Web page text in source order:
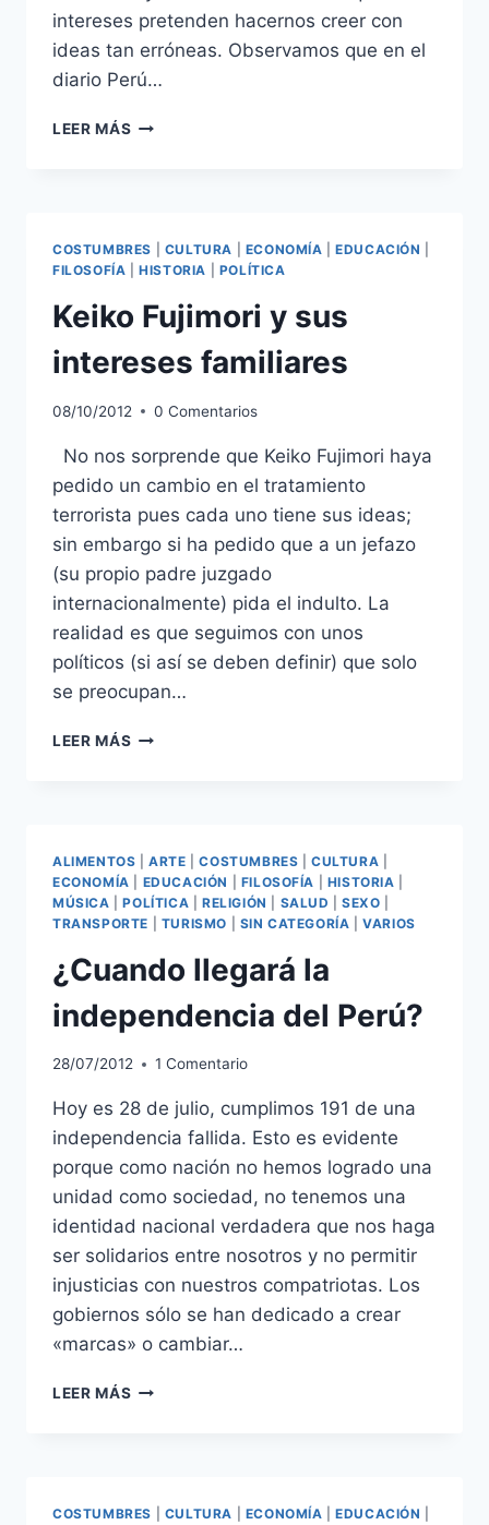
intereses pretenden hacernos creer con
ideas tan erróneas. Observamos que en el
diario Perú…
LEER MÁS PAPANATADAS
COSTUMBRES CULTURA ECONOMÍA |EDUCACIÓN
FILOSOFÍA |HISTORIA POLÍTICA
Keiko Fujimori y sus
intereses familiares
08/10/2012 0 Comentarios
No nos sorprende que Keiko Fujimori haya
pedido un cambio en el tratamiento
terrorista pues cada uno tiene sus ideas;
sin embargo si ha pedido que a un jefazo
(su propio padre juzgado
internacionalmente) pida el indulto. La
realidad es que seguimos con unos
políticos (si así se deben definir) que solo
se preocupan…
LEER MÁS KEIKO
FAMILIARES
ALIMENTOS |ARTE |COSTUMBRES |CULTURA
ECONOMÍA
EDUCACIÓN FILOSOFÍA HISTORIA
MÚSICA
|POLÍTICA RELIGIÓN SALUD |SEXO
TRANSPORTE
TURISMO SIN CATEGORÍA |VARIOS
¿Cuando llegará la
independencia del Perú?
28/07/2012 1 Comentario
Hoy es 28 de julio, cumplimos 191 de una
independencia fallida. Esto es evidente
porque como nación no hemos logrado una
unidad como sociedad, no tenemos una
identidad nacional verdadera que nos haga
ser solidarios entre nosotros y no permitir
injusticias con nuestros compatriotas. Los
gobiernos sólo se han dedicado a crear
«marcas» o cambiar…
LEER MÁS ¿CUANDO
PERÚ?
COSTUMBRES CULTURA ECONOMÍA |EDUCACIÓN